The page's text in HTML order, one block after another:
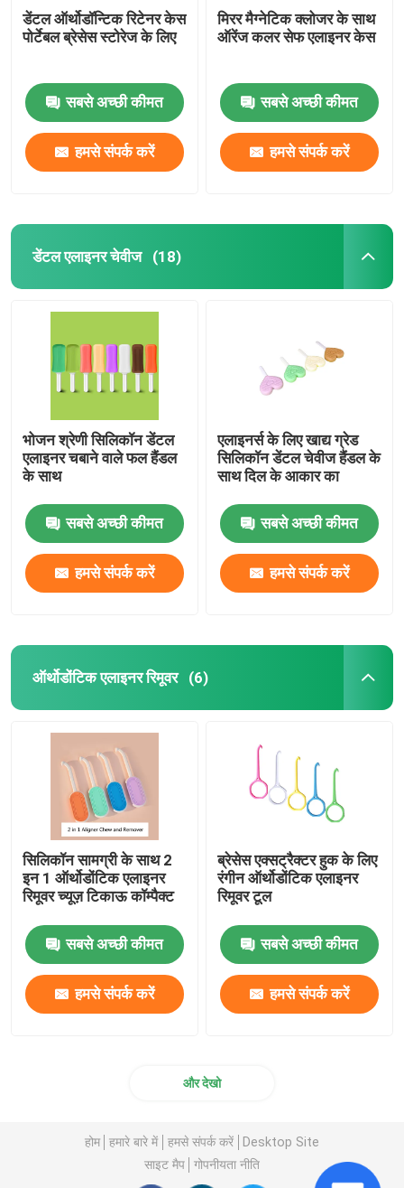
डेंटल ऑर्थोडॉन्टिक रिटेनर केस
पोर्टेबल ब्रेसेस स्टोरेज के लिए
सबसे अच्छी कीमत
हमसे संपर्क करें
मिरर मैग्नेटिक क्लोजर के साथ
ऑरेंज कलर सेफ एलाइनर केस
सबसे अच्छी कीमत
हमसे संपर्क करें
डेंटल एलाइनर चेवीज (18)
भोजन श्रेणी सिलिकॉन डेंटल
एलाइनर चबाने वाले फल हैंडल
के साथ
सबसे अच्छी कीमत
हमसे संपर्क करें
एलाइनर्स के लिए खाद्य ग्रेड
सिलिकॉन डेंटल चेवीज हैंडल के
साथ दिल के आकार का
सबसे अच्छी कीमत
हमसे संपर्क करें
ऑर्थोडोंटिक एलाइनर रिमूवर (6)
सिलिकॉन सामग्री के साथ 2
इन 1 ऑर्थोडोंटिक एलाइनर
रिमूवर च्यूज़ टिकाऊ कॉम्पैक्ट
सबसे अच्छी कीमत
हमसे संपर्क करें
ब्रेसेस एक्सट्रैक्टर हुक के लिए
रंगीन ऑर्थोडोंटिक एलाइनर
रिमूवर टूल
सबसे अच्छी कीमत
हमसे संपर्क करें
और देखो
होम हमारे बारे में हमसे संपर्क करें
Desktop Site
साइट मैप
गोपनीयता नीति